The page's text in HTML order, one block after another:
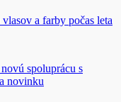
a farby počas leta